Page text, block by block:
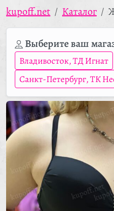
kupoff.net Каталог
Выберите ваш
Владивосток, ТД Игнат
Санкт-Петербург, ТК